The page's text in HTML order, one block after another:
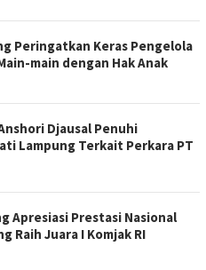
Peringatkan Keras Pengelola
main dengan Hak Anak
Djausal Penuhi
Lampung Terkait Perkara PT
Apresiasi Prestasi Nasional
Raih Juara I Komjak RI